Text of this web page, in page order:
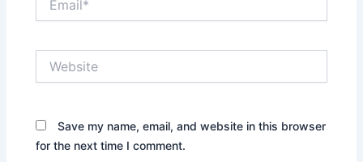
Save my name, email, and website in this browser
for the next time I comment.